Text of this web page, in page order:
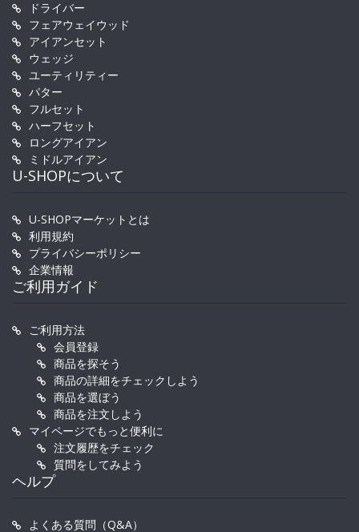
ドライバー
フェアウェイウッド
アイアンセット
ウェッジ
ユーティリティー
パター
フルセット
ハーフセット
ロングアイアン
ミドルアイアン
U-SHOPについて
U-SHOPマーケットとは
利用規約
プライバシーポリシー
企業情報
ご利用ガイド
ご利用方法
会員登録
商品を探そう
商品の詳細をチェックしよう
商品を選ぼう
商品を注文しよう
マイページでもっと便利に
注文履歴をチェック
質問をしてみよう
ヘルプ
よくある質問（Q&A）